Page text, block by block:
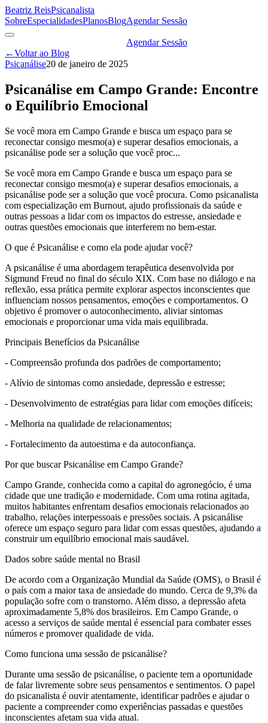
Beatriz ReisPsicanalista
SobreEspecialidadesPlanosBlogAgendar Sessão
Agendar Sessão
←Voltar ao Blog
Psicanálise20 de janeiro de 2025
Psicanálise em Campo Grande: Encontre
o Equilíbrio Emocional
Se você mora em Campo Grande e busca um espaço para se
reconectar consigo mesmo(a) e superar desafios emocionais, a
psicanálise pode ser a solução que você proc...
Se você mora em Campo Grande e busca um espaço para se
reconectar consigo mesmo(a) e superar desafios emocionais, a
psicanálise pode ser a solução que você procura. Como psicanalista
com especialização em Burnout, ajudo profissionais da saúde e
outras pessoas a lidar com os impactos do estresse, ansiedade e
outras questões emocionais que interferem no bem-estar.
O que é Psicanálise e como ela pode ajudar você?
A psicanálise é uma abordagem terapêutica desenvolvida por
Sigmund Freud no final do século XIX. Com base no diálogo e na
reflexão, essa prática permite explorar aspectos inconscientes que
influenciam nossos pensamentos, emoções e comportamentos. O
objetivo é promover o autoconhecimento, aliviar sintomas
emocionais e proporcionar uma vida mais equilibrada.
Principais Benefícios da Psicanálise
- Compreensão profunda dos padrões de comportamento;
- Alívio de sintomas como ansiedade, depressão e estresse;
- Desenvolvimento de estratégias para lidar com emoções difíceis;
- Melhoria na qualidade de relacionamentos;
- Fortalecimento da autoestima e da autoconfiança.
Por que buscar Psicanálise em Campo Grande?
Campo Grande, conhecida como a capital do agronegócio, é uma
cidade que une tradição e modernidade. Com uma rotina agitada,
muitos habitantes enfrentam desafios emocionais relacionados ao
trabalho, relações interpessoais e pressões sociais. A psicanálise
oferece um espaço seguro para lidar com essas questões, ajudando a
construir um equilíbrio emocional mais saudável.
Dados sobre saúde mental no Brasil
De acordo com a Organização Mundial da Saúde (OMS), o Brasil é
o país com a maior taxa de ansiedade do mundo. Cerca de 9,3% da
população sofre com o transtorno. Além disso, a depressão afeta
aproximadamente 5,8% dos brasileiros. Em Campo Grande, o
acesso a serviços de saúde mental é essencial para combater esses
números e promover qualidade de vida.
Como funciona uma sessão de psicanálise?
Durante uma sessão de psicanálise, o paciente tem a oportunidade
de falar livremente sobre seus pensamentos e sentimentos. O papel
do psicanalista é ouvir atentamente, identificar padrões e ajudar o
paciente a compreender como experiências passadas e questões
inconscientes afetam sua vida atual.